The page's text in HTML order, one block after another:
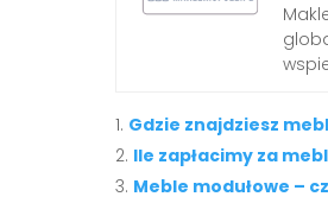
Gdzie znajdziesz
Ile zapłacimy za
Meble modułowe –